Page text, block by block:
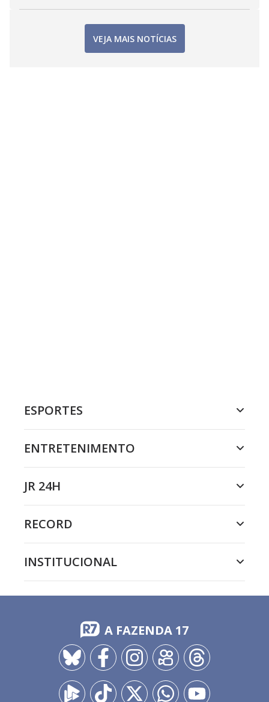
VEJA MAIS NOTÍCIAS
ESPORTES
ENTRETENIMENTO
JR 24H
RECORD
INSTITUCIONAL
A FAZENDA 17